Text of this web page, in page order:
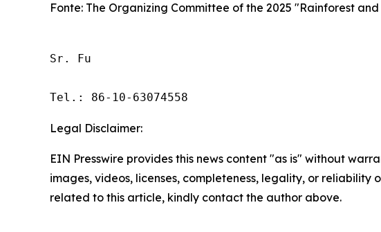
Fonte: The Organizing Committee of the 2025 "Rainforest
Sr. Fu
Tel.: 86-10-63074558
Legal Disclaimer:
EIN Presswire provides this news content "as is" without
images, videos, licenses, completeness, legality, or
related to this article, kindly contact the author above.